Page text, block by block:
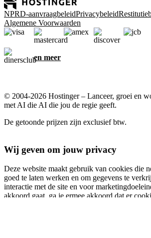
NPRD-aanvraagbeleidPrivacybeleid
Algemene Voorwaarden
en meer
© 2004-2026 Hostinger – Lanceer, groei en
met AI die AI die jou de regie geeft.
De getoonde prijzen zijn exclusief btw.
Wij geven om jouw privacy
Deze website maakt gebruik van cookies die
goed te laten werken en om gegevens te
interactie met de site en voor
akkoord gaat, ga je ermee akkoord dat er